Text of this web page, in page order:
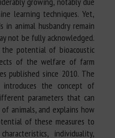
learning techniques. Yet,
animal husbandry remain
not be fully acknowledged.
potential of bioacoustic
of the welfare of farm
published since 2010. The
the concept of
parameters that can
animals, and explains how
of these measures to
individuality,